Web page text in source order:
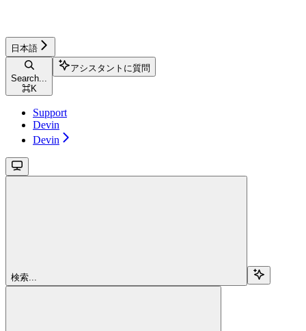
日本語
Search...
⌘K
アシスタントに質問
Support
Devin
Devin
検索...